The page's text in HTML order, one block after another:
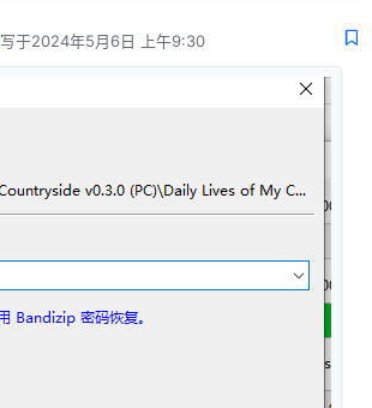
写于2024年5月6日 上午9:30
最后由 编辑